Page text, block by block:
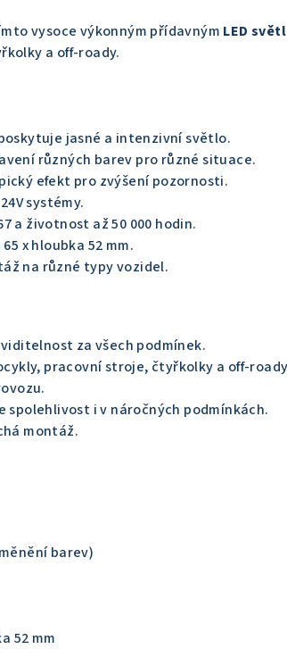
vysoce výkonným přídavným LED
a off-roady.
poskytuje jasné a intenzivní světlo.
různých barev pro různé situace.
efekt pro zvýšení pozornosti.
systémy.
a životnost až 50 000 hodin.
x hloubka 52 mm.
na různé typy vozidel.
za všech podmínek.
pracovní stroje, čtyřkolky a off-
spolehlivost i v náročných podmínkách.
montáž.
barev)
52 mm